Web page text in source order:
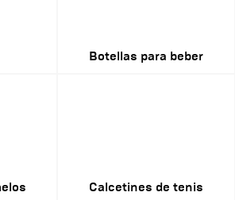
Botellas para beber
Calcetines de tenis